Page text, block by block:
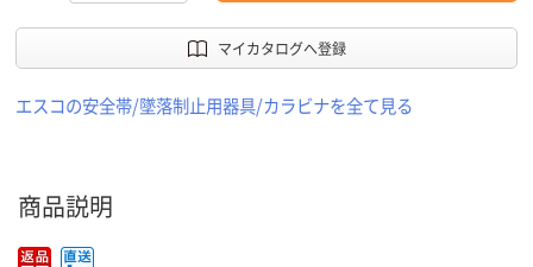
マイカタログへ登録
エスコの安全帯/墜落制止用器具/カラビナを全て見る
商品説明